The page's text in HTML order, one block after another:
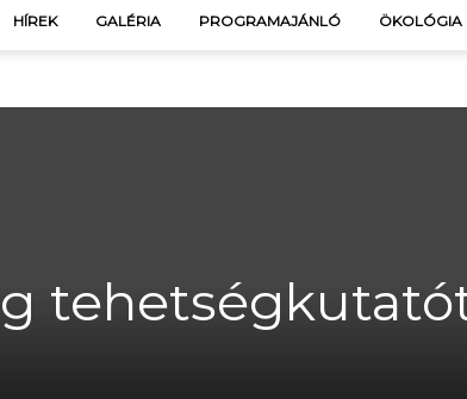
f21.hu
A
HÍREK GALÉRIA PROGRAMAJÁNLÓ ÖKOLÓGIA